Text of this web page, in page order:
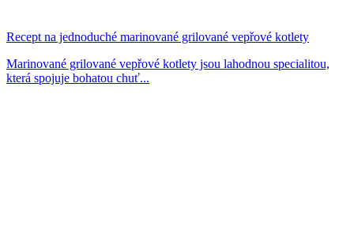
Recept na jednoduché marinované grilované vepřové kotlety
Marinované grilované vepřové kotlety jsou lahodnou specialitou,
která spojuje bohatou chuť...